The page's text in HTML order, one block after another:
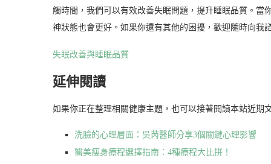
觸時間，我們可以有效改善失眠問題，提升睡眠品質。當
神狀態也會更好。如果你還有其他的困擾，歡迎隨時向我
失眠改善與睡眠品質
延伸閱讀
如果你正在整理相關健康主題，也可以接著閱讀本站近期
洗臉的心理層面：吳芮醫師分享3個關鍵心理影響
醫美瘦身療程選擇指南：4種療程大比拼！